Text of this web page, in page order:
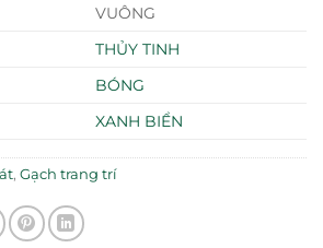
VUÔNG
THỦY TINH
BÓNG
XANH BIỂN
, Gạch trang trí